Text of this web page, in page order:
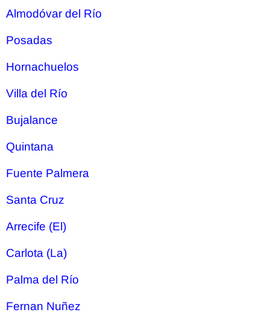
Almodóvar del Río
Posadas
Hornachuelos
Villa del Río
Bujalance
Quintana
Fuente Palmera
Santa Cruz
Arrecife (El)
Carlota (La)
Palma del Río
Fernan Nuñez